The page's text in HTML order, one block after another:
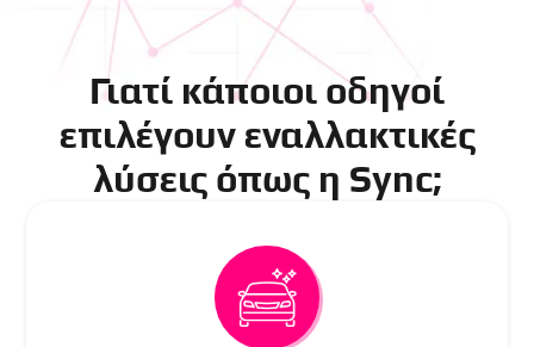
Γιατί κάποιοι οδηγοί
επιλέγουν εναλλακτικές
λύσεις όπως η Sync;